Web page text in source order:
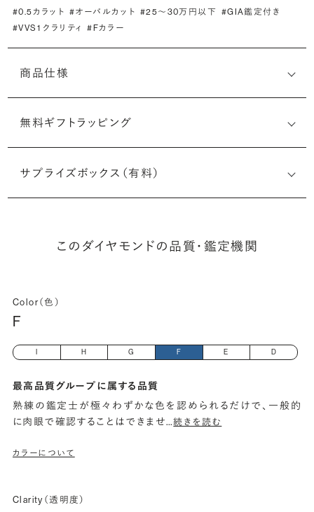
#0.5カラット #オーバルカット #25〜30万円以下 #GIA鑑定付き
#VVS1 クラリティ
#Fカラー
商品仕様
無料ギフトラッピング
サプライズボックス（有料）
このダイヤモンドの品質・鑑定機関
Color（色）
F
H G F E D
最高品質グループに属する品質
熟練の鑑定士が極々わずかな色を認められるだけで、一般的
に肉眼で確認することはできませ…続きを読む
カラーについて
Clarity（透明度）